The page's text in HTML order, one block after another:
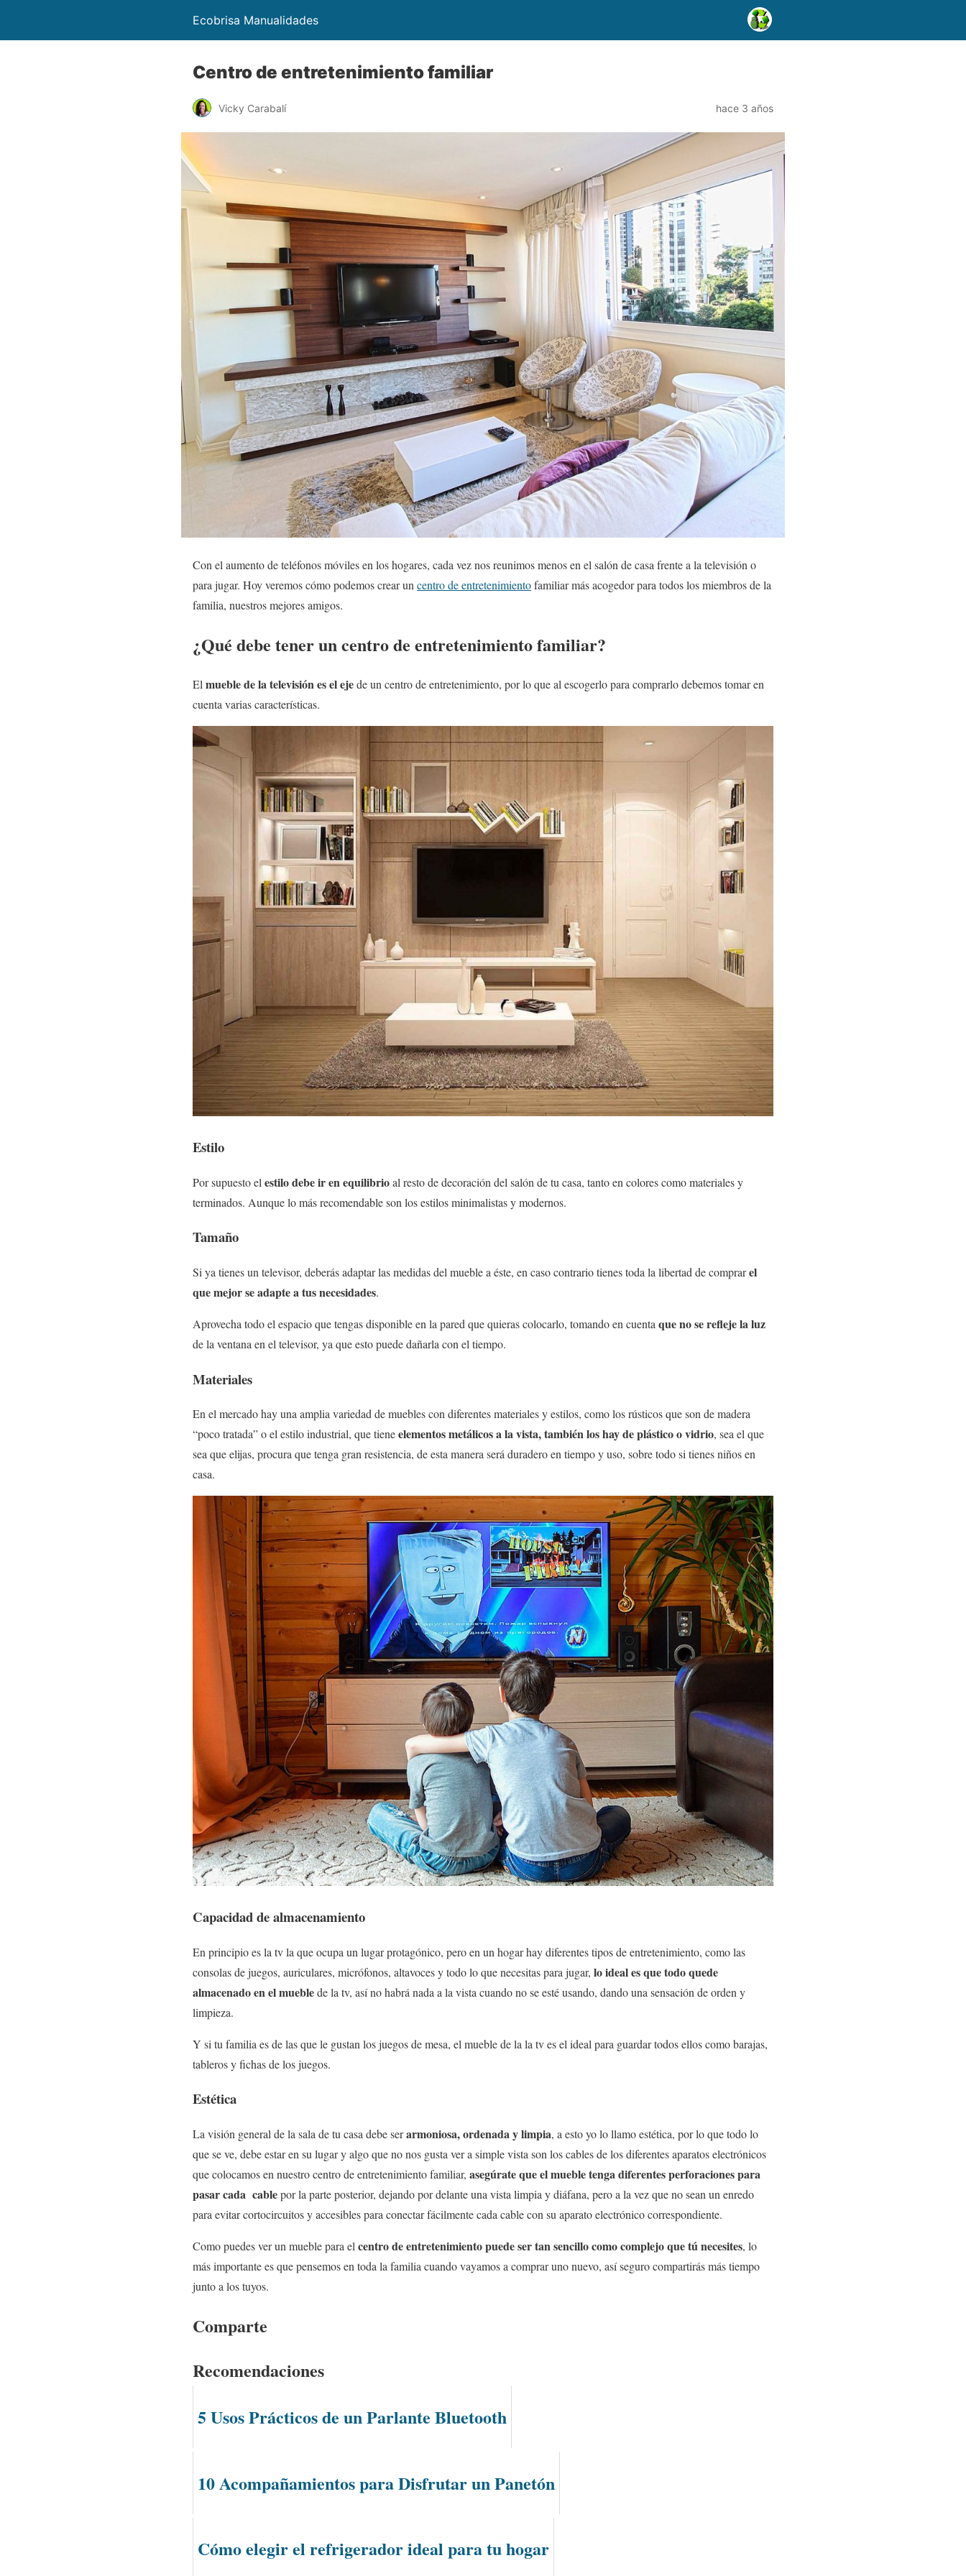
Ecobrisa Manualidades
Centro de entretenimiento familiar
Vicky Carabalí hace 3 años
Con el aumento de teléfonos móviles en los hogares, cada vez nos reunimos menos en el salón de casa frente a la televisión o
para jugar. Hoy veremos cómo podemos crear uncentro de entretenimientofamiliar más acogedor para todos los miembros de la
familia, nuestros mejores amigos.
¿Qué debe tener un centro de entretenimiento familiar?
El mueble de la televisión es el ejede un centro de entretenimiento, por lo que al escogerlo para comprarlo debemos tomar en
cuenta varias características.
Estilo
Por supuesto el estilo debe ir en equilibrioal resto de decoración del salón de tu casa, tanto en colores como materiales y
terminados. Aunque lo más recomendable son los estilos minimalistas y modernos.
Tamaño
Si ya tienes un televisor, deberás adaptar las medidas del mueble a éste, en caso contrario tienes toda la libertad de comprarel
que mejor se adapte a tus necesidades.
Aprovecha todo el espacio que tengas disponible en la pared que quieras colocarlo, tomando en cuenta que no se refleje la luz
de la ventana en el televisor, ya que esto puede dañarla con el tiempo.
Materiales
En el mercado hay una amplia variedad de muebles con diferentes materiales y estilos, como los rústicos que son de madera
“poco tratada” o el estilo industrial, que tieneelementos metálicos a la vista, también los hay de plástico o vidrio, sea el que
sea que elijas, procura que tenga gran resistencia, de esta manera será duradero en tiempo y uso, sobre todo si tienes niños en
casa.
Capacidad de almacenamiento
En principio es la tv la que ocupa un lugar protagónico, pero en un hogar hay diferentes tipos de entretenimiento, como las
consolas de juegos, auriculares, micrófonos, altavoces y todo lo que necesitas para jugar, lo ideal es que todo quede
almacenado en el mueblede la tv, así no habrá nada a la vista cuando no se esté usando, dando una sensación de orden y
limpieza.
Y si tu familia es de las que le gustan los juegos de mesa, el mueble de la la tv es el ideal para guardar todos ellos como barajas,
tableros y fichas de los juegos.
Estética
La visión general de la sala de tu casa debe serarmoniosa, ordenada y limpia, a esto yo lo llamo estética, por lo que todo lo
que se ve, debe estar en su lugar y algo que no nos gusta ver a simple vista son los cables de los diferentes aparatos electrónicos
que colocamos en nuestro centro de entretenimiento familiar, asegúrate que el mueble tenga diferentes perforaciones para
pasar cada cablepor la parte posterior, dejando por delante una vista limpia y diáfana, pero a la vez que no sean un enredo
para evitar cortocircuitos y accesibles para conectar fácilmente cada cable con su aparato electrónico correspondiente.
Como puedes ver un mueble para el centro de entretenimiento puede ser tan sencillo como complejo que tú necesites, lo
más importante es que pensemos en toda la familia cuando vayamos a comprar uno nuevo, así seguro compartirás más tiempo
junto a los tuyos.
Comparte
Recomendaciones
5 Usos Prácticos de un Parlante Bluetooth
10 Acompañamientos para Disfrutar un Panetón
Cómo elegir el refrigerador ideal para tu hogar